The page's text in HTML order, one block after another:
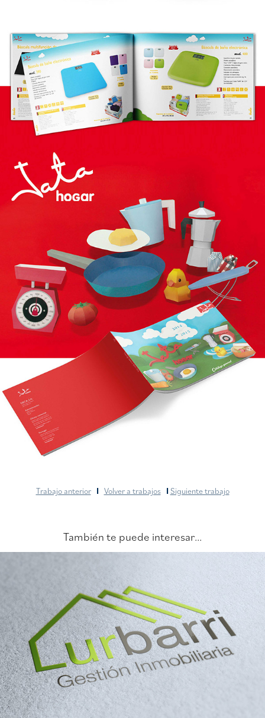
Trabajo anterior I Volver a trabajos I Siguiente trabajo
También te puede interesar...
Logotipo Lurbarri